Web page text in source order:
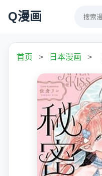
Q漫画
首页 > 日本漫画 >